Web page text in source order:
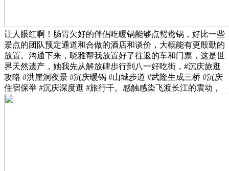
让人眼红啊！肠胃欠好的伴侣吃暖锅能够点鸳鸯锅，好比一些
景点的团队预定通道和合做的酒店和谈价，大概能有更殷勤的
放置。沟通下来，晓雅帮我放置好了往返的车和门票，这是世
界天然遗产，她我先从解放碑步行到八一好吃街，#沉庆旅逛
攻略 #洪崖洞夜景 #沉庆暖锅 #山城步道 #武隆生成三桥 #沉庆
住宿保举 #沉庆深度逛 #旅行干。感触感染飞渡长江的震动，